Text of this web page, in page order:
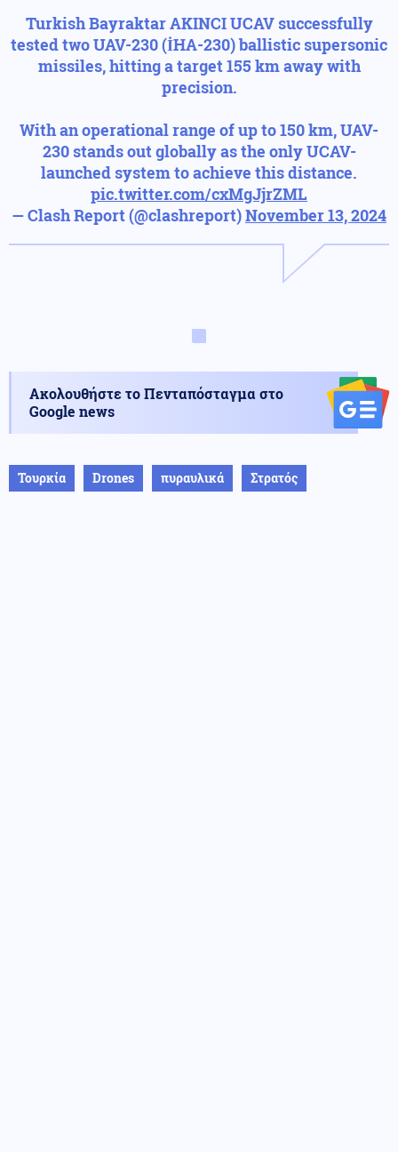
Turkish Bayraktar AKINCI UCAV successfully
tested two UAV-230 (İHA-230) ballistic supersonic
missiles, hitting a target 155 km away with
precision.
With an operational range of up to 150 km, UAV-
230 stands out globally as the only UCAV-
launched system to achieve this distance.
pic.twitter.com/cxMgJjrZML
— Clash Report (@clashreport)November 13, 2024
Ακολουθήστε το Πενταπόσταγμα στο
Google news
Τουρκία Drones πυραυλικά Στρατός